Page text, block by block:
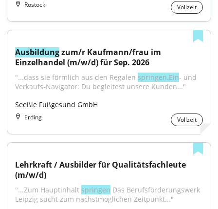
Rostock Vollzeit
Ausbildung zum/r Kaufmann/frau im
Einzelhandel (m/w/d) für Sep. 2026
"...dass sie förmlich aus den Regalen springen.Ein- und
Verkaufs-Navigator: Du begleitest unsere Kunden..."
Seeßle Fußgesund GmbH
Erding Vollzeit
Lehrkraft / Ausbilder für Qualitätsfachleute
(m/w/d)
"...Zum Hauptinhalt springen Das Berufsförderungswerk
Leipzig sucht zum nächstmöglichen Zeitpunkt..."